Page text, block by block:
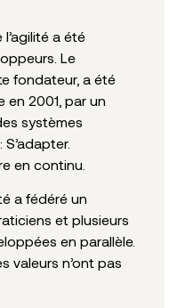
a été
Le
fondateur, a été
2001, par un
systèmes
en continu.
a fédéré un
et plusieurs
en parallèle.
valeurs n’ont pas